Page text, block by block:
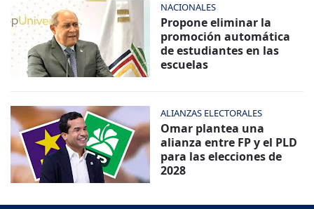
NACIONALES
Propone eliminar la
promoción automática
de estudiantes en las
escuelas
ALIANZAS ELECTORALES
Omar plantea una
alianza entre FP y el PLD
para las elecciones de
2028